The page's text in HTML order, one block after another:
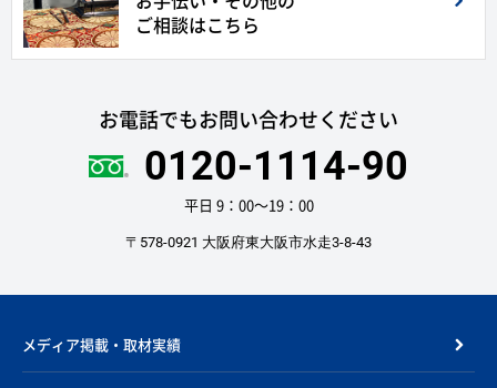
ご相談はこちら
お電話でもお問い合わせください
0120-1114-90
平日 9：00〜19：00
〒578-0921 大阪府東大阪市水走3-8-43
メディア掲載・取材実績